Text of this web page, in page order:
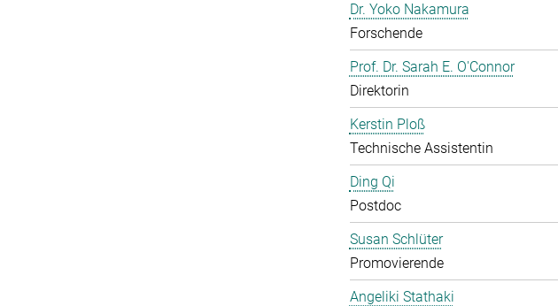
Dr. Yoko Nakamura
Forschende
Prof. Dr. Sarah E. O'Connor
Direktorin
Kerstin Ploß
Technische Assistentin
Ding Qi
Postdoc
Susan Schlüter
Promovierende
Angeliki Stathaki